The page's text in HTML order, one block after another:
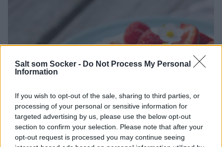
Salt som Socker - Do Not Process My Personal
Information
If you wish to opt-out of the sale, sharing to third parties, or
processing of your personal or sensitive information for
targeted advertising by us, please use the below opt-out
section to confirm your selection. Please note that after your
opt-out request is processed you may continue seeing